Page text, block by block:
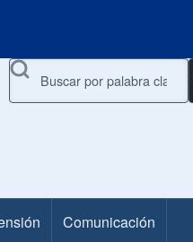
Buscar
Comunicación